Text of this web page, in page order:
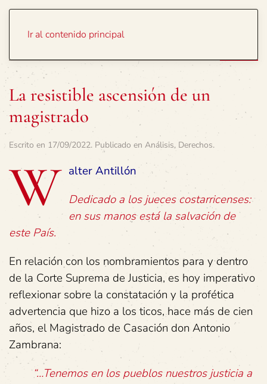
Ir al contenido principal
La resistible ascensión de un
magistrado
Escrito en 17/09/2022. Publicado en Análisis, Derechos.
W alter Antillón
Dedicado a los jueces costarricenses:
en sus manos está la salvación de
este País.
En relación con los nombramientos para y dentro
de la Corte Suprema de Justicia, es hoy imperativo
reflexionar sobre la constatación y la profética
advertencia que hizo a los ticos, hace más de cien
años, el Magistrado de Casación don Antonio
Zambrana:
“…Tenemos en los pueblos nuestros justicia a